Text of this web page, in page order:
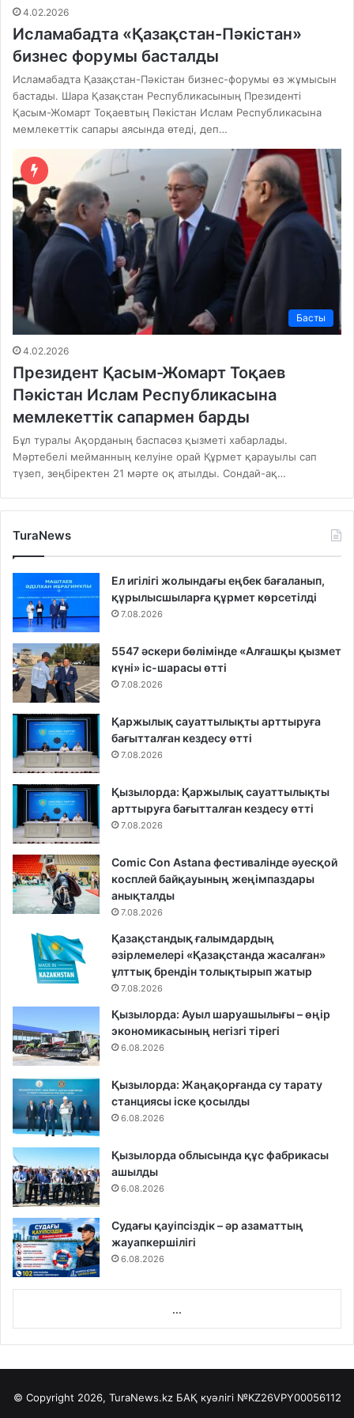
4.02.2026
Исламабадта «Қазақстан-Пәкістан»
бизнес форумы басталды
Исламабадта Қазақстан-Пәкістан бизнес-форумы өз жұмысын
бастады. Шара Қазақстан Республикасының Президенті
Қасым-Жомарт Тоқаевтың Пәкістан Ислам Республикасына
мемлекеттік сапары аясында өтеді, деп…
Басты
4.02.2026
Президент Қасым-Жомарт Тоқаев
Пәкістан Ислам Республикасына
мемлекеттік сапармен барды
Бұл туралы Ақорданың баспасөз қызметі хабарлады.
Мәртебелі мейманның келуіне орай Құрмет қарауылы сап
түзеп, зеңбіректен 21 мәрте оқ атылды. Сондай-ақ…
TuraNews
Ел игілігі жолындағы еңбек бағаланып,
құрылысшыларға құрмет көрсетілді
7.08.2026
5547 әскери бөлімінде «Алғашқы қызмет
күні» іс-шарасы өтті
7.08.2026
Қаржылық сауаттылықты арттыруға
бағытталған кездесу өтті
7.08.2026
Қызылорда: Қаржылық сауаттылықты
арттыруға бағытталған кездесу өтті
7.08.2026
Comic Con Astana фестивалінде әуесқой
косплей байқауының жеңімпаздары
анықталды
7.08.2026
Қазақстандық ғалымдардың
әзірлемелері «Қазақстанда жасалған»
ұлттық брендін толықтырып жатыр
7.08.2026
Қызылорда: Ауыл шаруашылығы – өңір
экономикасының негізгі тірегі
6.08.2026
Қызылорда: Жаңақорғанда су тарату
станциясы іске қосылды
6.08.2026
Қызылорда облысында құс фабрикасы
ашылды
6.08.2026
Судағы қауіпсіздік – әр азаматтың
жауапкершілігі
6.08.2026
...
© Copyright 2026, TuraNews.kz БАҚ куәлігі №KZ26VPY00056112